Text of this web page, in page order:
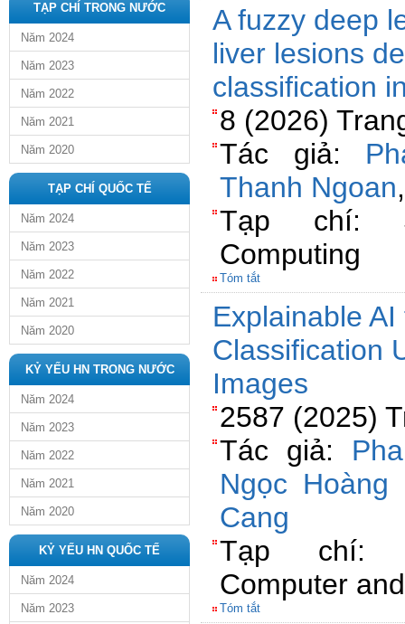
TẠP CHÍ TRONG NƯỚC
Năm 2024
Năm 2023
Năm 2022
Năm 2021
Năm 2020
TẠP CHÍ QUỐC TẾ
Năm 2024
Năm 2023
Năm 2022
Năm 2021
Năm 2020
KỶ YẾU HN TRONG NƯỚC
Năm 2024
Năm 2023
Năm 2022
Năm 2021
Năm 2020
KỶ YẾU HN QUỐC TẾ
Năm 2024
Năm 2023
A fuzzy deep
liver lesions
classification
8 (2026)
Tác giả:
Thanh Ngoan
Tạp chí:
Computing
Tóm tắt
Explainable
Classification
Images
2587 (2025)
Tác giả:
Ngọc Hoàng
Cang
Tạp chí:
Computer
Tóm tắt